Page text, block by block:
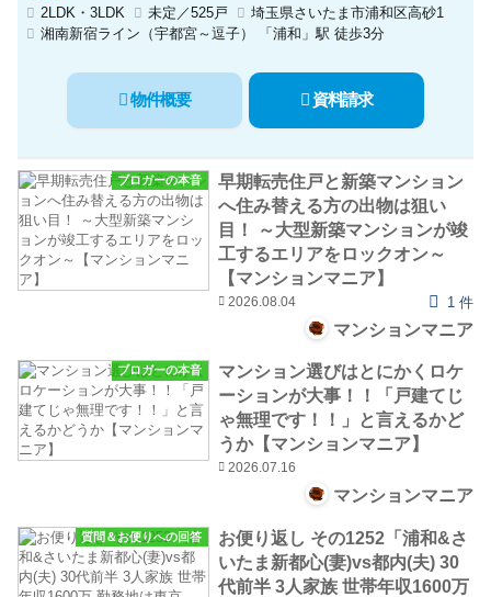
2LDK・3LDK 未定／525戸
埼玉県さいたま市浦和区高砂1
湘南新宿ライン（宇都宮～逗子） 「浦和」駅 徒歩3分
物件概要 資料請求
ブロガーの本音
早期転売住戸と新築マンション
へ住み替える方の出物は狙い
目！ ～大型新築マンションが竣
工するエリアをロックオン～
【マンションマニア】
2026.08.04 1 件
マンションマニア
ブロガーの本音
マンション選びはとにかくロケ
ーションが大事！！「戸建てじ
ゃ無理です！！」と言えるかど
うか【マンションマニア】
2026.07.16
マンションマニア
質問＆お便りへの回答
お便り返し その1252「浦和&さ
いたま新都心(妻)vs都内(夫) 30
代前半 3人家族 世帯年収1600万